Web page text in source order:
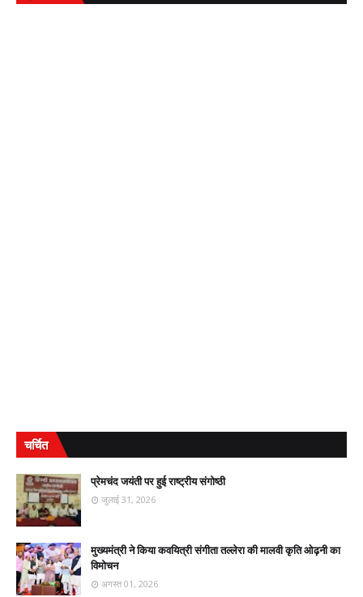
चर्चित
प्रेमचंद जयंती पर हुई राष्ट्रीय संगोष्ठी
जुलाई 31, 2026
मुख्यमंत्री ने किया कवयित्री संगीता तल्लेरा की मालवी कृति ओढ़नी का
विमोचन
अगस्त 01, 2026